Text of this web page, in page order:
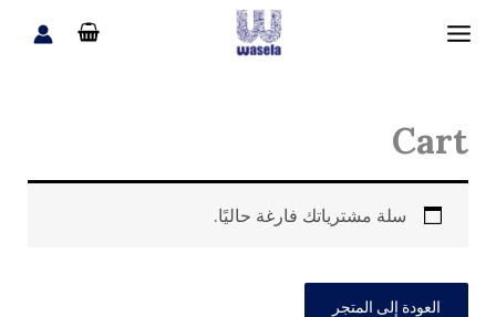
Cart
سلة مشترياتك فارغة حاليًا.
العودة إلى المتجر